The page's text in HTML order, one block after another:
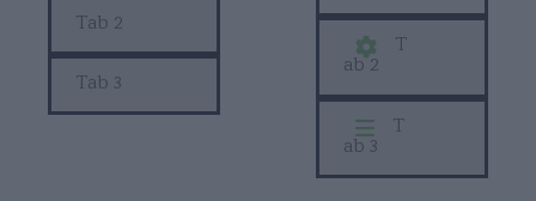
Tab 2
Tab 3
T
ab 2
T
ab 3